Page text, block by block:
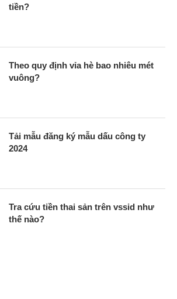
tiền?
Theo quy định vỉa hè bao nhiêu mét
vuông?
Tải mẫu đăng ký mẫu dấu công ty
2024
Tra cứu tiền thai sản trên vssid như
thế nào?